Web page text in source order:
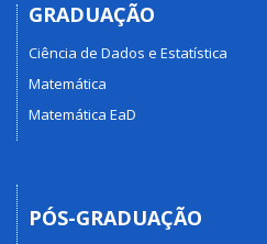
GRADUAÇÃO
Ciência de Dados e Estatística
Matemática
Matemática EaD
PÓS-GRADUAÇÃO